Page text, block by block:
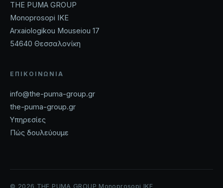
THE PUMA GROUP
Monoprosopi IKE
Arxaiologikou Mouseiou 17
54640 Θεσσαλονίκη
ΕΠΙΚΟΙΝΩΝΊΑ
info@the-puma-group.gr
the-puma-group.gr
Υπηρεσίες
Πώς δουλεύουμε
© 2026 THE PUMA GROUP Monoprosopi IKE